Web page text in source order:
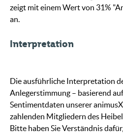
zeigt mit einem Wert von 31%
an.
Interpretation
Die ausführliche Interpretation
Anlegerstimmung – basierend
Sentimentdaten unserer
zahlenden Mitgliedern des
Bitte haben Sie Verständnis